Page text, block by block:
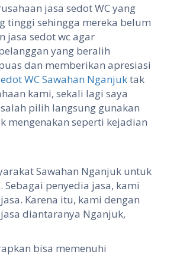
jasa sedot WC yang
tinggi sehingga mereka belum
jasa sedot wc agar
yang beralih
dan memberikan apresiasi
WC Sawahan Nganjuktak
kami, sekali lagi saya
pilih langsung gunakan
mengenakan seperti kejadian
Sawahan Nganjuk untuk
penyedia jasa, kami
Karena itu, kami dengan
diantaranya Nganjuk,
bisa memenuhi